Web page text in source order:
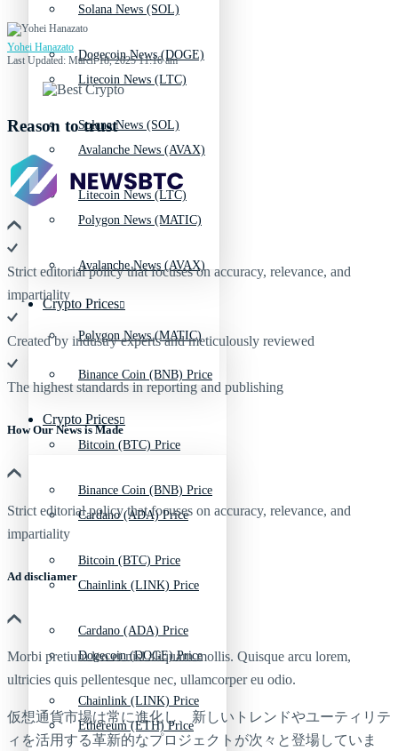
Solana News (SOL)
Litecoin News (LTC)
Avalanche News (AVAX)
Polygon News (MATIC)
Crypto Prices
Binance Coin (BNB) Price
Bitcoin (BTC) Price
Cardano (ADA) Price
Chainlink (LINK) Price
Dogecoin (DOGE) Price
Ethereum (ETH) Price
Dogecoin News (DOGE)
Solana News (SOL)
Litecoin News (LTC)
Avalanche News (AVAX)
Polygon News (MATIC)
Crypto Prices
Binance Coin (BNB) Price
Bitcoin (BTC) Price
Cardano (ADA) Price
Chainlink (LINK) Price
Yohei Hanazato
Last Updated: March 18, 2025 11:16 am
Reason to trust
Strict editorial policy that focuses on accuracy, relevance, and
impartiality
Created by industry experts and meticulously reviewed
The highest standards in reporting and publishing
How Our News is Made
Strict editorial policy that focuses on accuracy, relevance, and
impartiality
Ad discliamer
Morbi pretium leo et nisl aliquam mollis. Quisque arcu lorem,
ultricies quis pellentesque nec, ullamcorper eu odio.
仮想通貨市場は常に進化し、新しいトレンドやユーティリテ
ィを活用する革新的なプロジェクトが次々と登場していま